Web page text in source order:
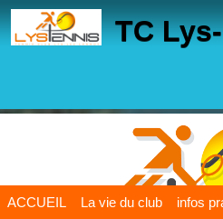
TC
ACCUEIL La vie du club infos
Panneau de gestion des cookies